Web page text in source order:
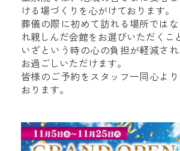
ける場づくりを心がけております。
葬儀の際に初めて訪れる場所では
れ親しんだ会館をお選びいただくこ
いざという時の心の負担が軽減さ
お過ごしいただけます。
皆様のご予約をスタッフ一同心よ
おります。